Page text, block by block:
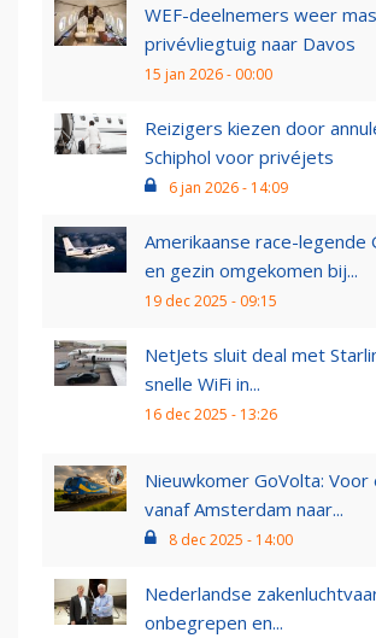
WEF-deelnemers weer
privévliegtuig naar Davos
15 jan 2026 - 00:00
Reizigers kiezen door
Schiphol voor privéjets
6 jan 2026 - 14:09
Amerikaanse race-legende
en gezin omgekomen bij...
19 dec 2025 - 09:15
NetJets sluit deal met
snelle WiFi in...
16 dec 2025 - 13:26
Nieuwkomer GoVolta:
vanaf Amsterdam naar...
8 dec 2025 - 14:00
Nederlandse
onbegrepen en...